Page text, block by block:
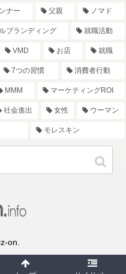
ナー 父親 ノマド
ブランディング 就職活動
VMD お店 就職
7つの習慣 消費者行動
MMM マーケティングROI
社会進出 女性 ウーマン
モレスキン
on.